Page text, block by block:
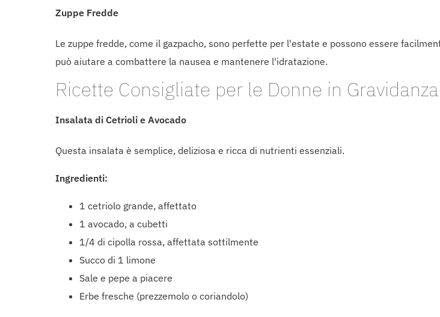
Zuppe Fredde
Le zuppe fredde, come il gazpacho, sono perfette per l'estate e possono essere
può aiutare a combattere la nausea e mantenere l'idratazione.
Ricette Consigliate per le Donne in Gravidanza
Insalata di Cetrioli e Avocado
Questa insalata è semplice, deliziosa e ricca di nutrienti essenziali.
Ingredienti:
1 cetriolo grande, affettato
1 avocado, a cubetti
1/4 di cipolla rossa, affettata sottilmente
Succo di 1 limone
Sale e pepe a piacere
Erbe fresche (prezzemolo o coriandolo)